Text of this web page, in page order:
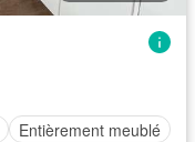
Entièrement meublé